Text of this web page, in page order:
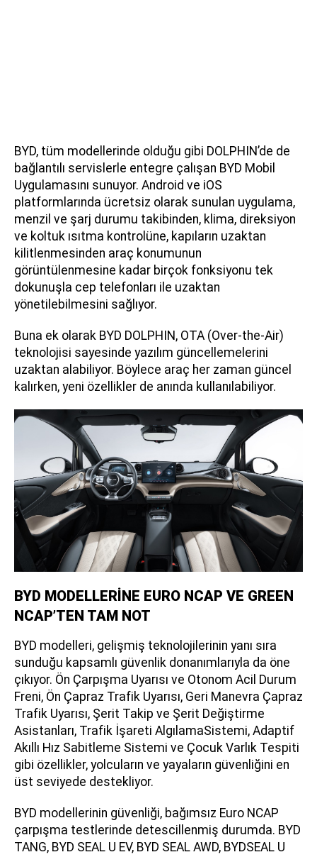
BYD, tüm modellerinde olduğu gibi DOLPHIN’de de
bağlantılı servislerle entegre çalışan BYD Mobil
Uygulamasını sunuyor. Android ve iOS
platformlarında ücretsiz olarak sunulan uygulama,
menzil ve şarj durumu takibinden, klima, direksiyon
ve koltuk ısıtma kontrolüne, kapıların uzaktan
kilitlenmesinden araç konumunun
görüntülenmesine kadar birçok fonksiyonu tek
dokunuşla cep telefonları ile uzaktan
yönetilebilmesini sağlıyor.
Buna ek olarak BYD DOLPHIN, OTA (Over-the-Air)
teknolojisi sayesinde yazılım güncellemelerini
uzaktan alabiliyor. Böylece araç her zaman güncel
kalırken, yeni özellikler de anında kullanılabiliyor.
BYD MODELLERİNE EURO NCAP VE GREEN
NCAP’TEN TAM NOT
BYD modelleri, gelişmiş teknolojilerinin yanı sıra
sunduğu kapsamlı güvenlik donanımlarıyla da öne
çıkıyor. Ön Çarpışma Uyarısı ve Otonom Acil Durum
Freni, Ön Çapraz Trafik Uyarısı, Geri Manevra Çapraz
Trafik Uyarısı, Şerit Takip ve Şerit Değiştirme
Asistanları, Trafik İşareti AlgılamaSistemi, Adaptif
Akıllı Hız Sabitleme Sistemi ve Çocuk Varlık Tespiti
gibi özellikler, yolcuların ve yayaların güvenliğini en
üst seviyede destekliyor.
BYD modellerinin güvenliği, bağımsız Euro NCAP
çarpışma testlerinde detescillenmiş durumda. BYD
TANG, BYD SEAL U EV, BYD SEAL AWD, BYDSEAL U